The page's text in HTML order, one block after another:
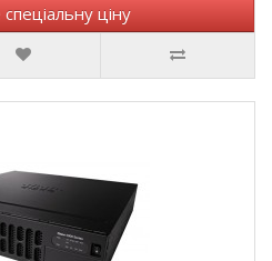
ціну